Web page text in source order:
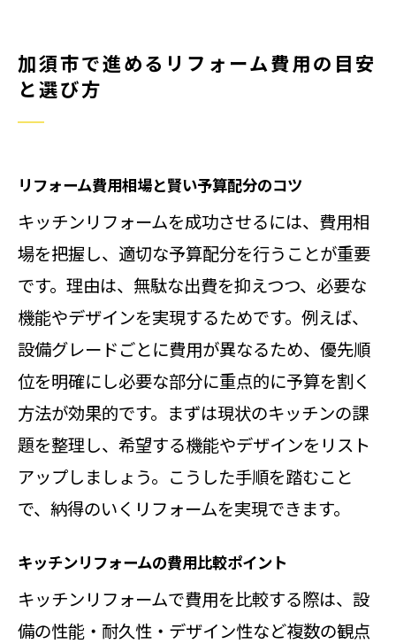
加須市で進めるリフォーム費用の目安
と選び方
リフォーム費用相場と賢い予算配分のコツ
キッチンリフォームを成功させるには、費用相
場を把握し、適切な予算配分を行うことが重要
です。理由は、無駄な出費を抑えつつ、必要な
機能やデザインを実現するためです。例えば、
設備グレードごとに費用が異なるため、優先順
位を明確にし必要な部分に重点的に予算を割く
方法が効果的です。まずは現状のキッチンの課
題を整理し、希望する機能やデザインをリスト
アップしましょう。こうした手順を踏むこと
で、納得のいくリフォームを実現できます。
キッチンリフォームの費用比較ポイント
キッチンリフォームで費用を比較する際は、設
備の性能・耐久性・デザイン性など複数の観点